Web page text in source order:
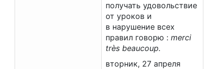
получать удовольствие
от уроков и
в нарушение всех
правил говорю : merci
très beaucoup.
вторник, 27 апреля